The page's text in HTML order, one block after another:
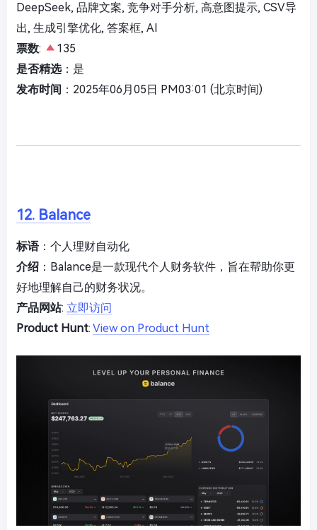
DeepSeek, 品牌文案, 竞争对手分析, 高意图提示, CSV导
出, 生成引擎优化, 答案框, AI
票数:
135
是否精选：是
发布时间 ：2025年06月05日 PM03:01 (北京时间)
12. Balance
标语：个人理财自动化
介绍 ：Balance是一款现代个人财务软件，旨在帮助你更
好地理解自己的财务状况。
产品网站: 立即访问
Product Hunt: View on Product Hunt